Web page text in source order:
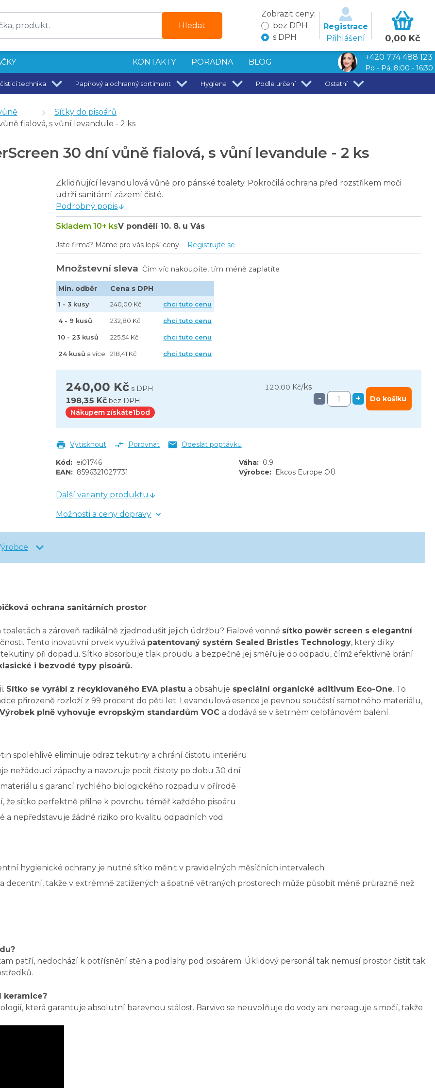
Hledat
Zobrazit ceny:
bez DPH
s DPH
Registrace
Přihlášení
0,00 Kč
KONTAKTY PORADNA BLOG
+420 774 488 123
Po - Pá, 8:00 - 16:30
technika Papírový a ochranný sortiment Hygiena Podle určení Ostatní
s vůní jablka - 2 ks
s vůni melounu - 2 ks
s vůní tropického ovoce - 2 ks
s vůní borovice - 2 ks
Síťky do pisoárů
fialová, s vůní levandule - 2 ks
30 dní vůně fialová, s vůní levandule - 2 ks
Zklidňující levandulová vůně pro pánské toalety. Pokročilá ochrana před rozstřikem moči
udrží sanitární zázemí čisté.
Podrobný popis
240,00 Kč s DPH 120,00 Kč/ks
198,35 Kč bez DPH
Nákupem získáte1bod
- + Do košíku
Skladem 10+ ksV pondělí 10. 8. u Vás
Jste firma? Máme pro vás lepší ceny - Registrujte se
Množstevní sleva Čím víc nakoupíte, tím méně zaplatíte
Min. odběr Cena s DPH
1 - 3 kusy 240,00 Kč chci tuto cenu
4 - 9 kusů 232,80 Kč chci tuto cenu
10 - 23 kusů 225,54 Kč chci tuto cenu
24 kusů a více 218,41 Kč chci tuto cenu
Vytisknout Porovnat Odeslat poptávku
Kód: ei01746 Váha: 0.9
EAN: 8596321027731 Výrobce: Ekcos Europe OÜ
Další varianty produktu
Možnosti a ceny dopravy
ochrana sanitárních prostor
a zároveň radikálně zjednodušit jejich údržbu? Fialové vonné sítko powër screen s elegantní
Tento inovativní prvek využívá patentovaný systém Sealed Bristles Technology, který díky
při dopadu. Sítko absorbuje tlak proudu a bezpečně jej směřuje do odpadu, čímž efektivně brání
i bezvodé typy pisoárů.
Sítko se vyrábí z recyklovaného EVA plastu a obsahuje speciální organické aditivum Eco-One. To
přirozeně rozloží z 99 procent do pěti let. Levandulová esence je pevnou součástí samotného materiálu,
Výrobek plně vyhovuje evropským standardům VOC a dodává se v šetrném celofánovém balení.
spolehlivě eliminuje odraz tekutiny a chrání čistotu interiéru
nežádoucí zápachy a navozuje pocit čistoty po dobu 30 dní
s garancí rychlého biologického rozpadu v přírodě
že sítko perfektně přilne k povrchu téměř každého pisoáru
a nepředstavuje žádné riziko pro kvalitu odpadních vod
hygienické ochrany je nutné sítko měnit v pravidelných měsíčních intervalech
decentní, takže v extrémně zatížených a špatně větraných prostorech může působit méně průrazně než
patří, nedochází k potřísnění stěn a podlahy pod pisoárem. Úklidový personál tak nemusí prostor čistit tak
keramice?
která garantuje absolutní barevnou stálost. Barvivo se neuvolňuje do vody ani nereaguje s močí, takže